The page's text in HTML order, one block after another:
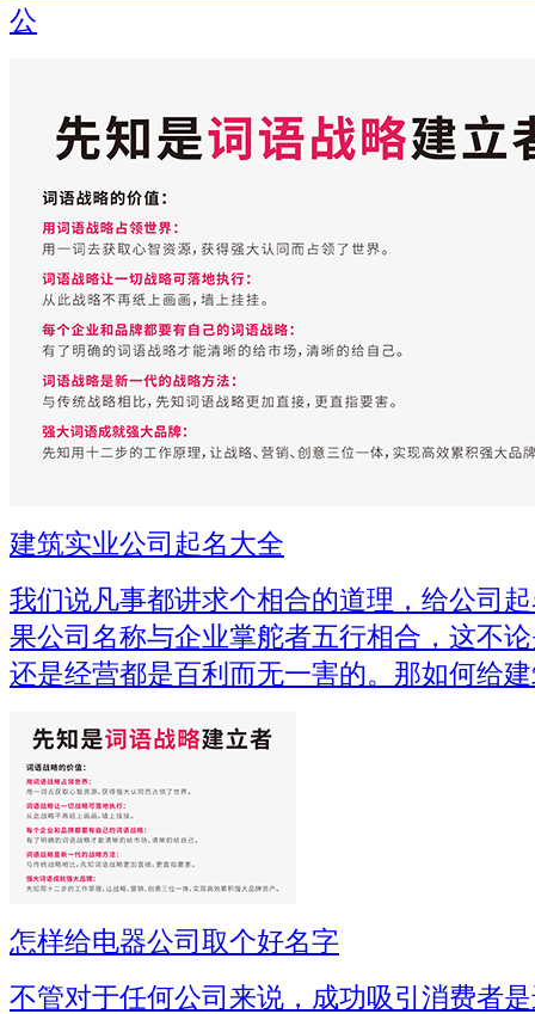
公
建筑实业公司起名大全
我们说凡事都讲求个相合的道理，给公司
果公司名称与企业掌舵者五行相合，这不
还是经营都是百利而无一害的。那如何给
怎样给电器公司取个好名字
不管对于任何公司来说，成功吸引消费者